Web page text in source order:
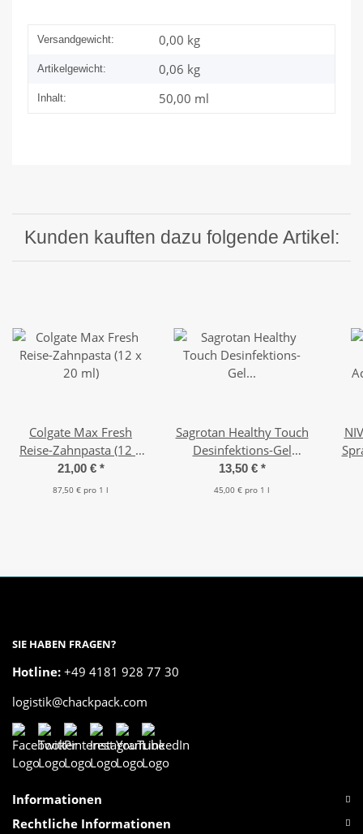
Versandgewicht: 0,00 kg
Artikelgewicht: 0,06 kg
Inhalt: 50,00 ml
Kunden kauften dazu folgende Artikel:
Colgate Max Fresh
Reise-Zahnpasta (12 x
20 ml)
21,00 € *
87,50 € pro 1 l
Sagrotan Healthy Touch
Desinfektions-Gel
Reisegröße (6 x 50 ml)
13,50 € *
45,00 € pro 1 l
SIE HABEN FRAGEN?
Hotline: +49 4181 928 77 30
logistik@chackpack.com
Informationen
Rechtliche Informationen